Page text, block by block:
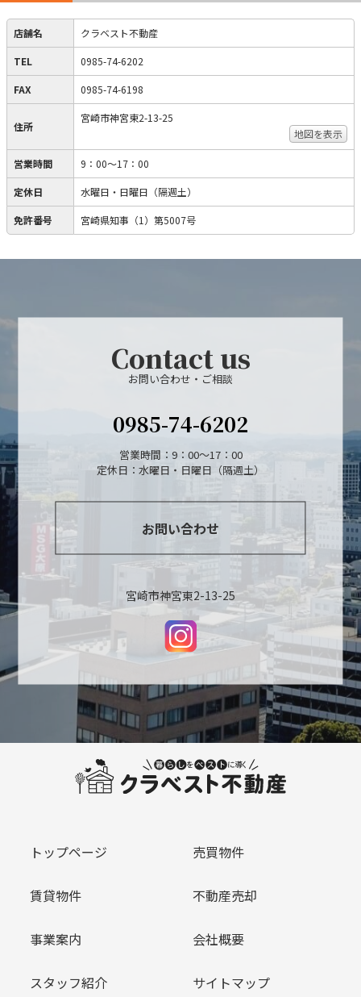
店舗名 クラベスト不動産
TEL 0985-74-6202
FAX 0985-74-6198
住所
宮崎市神宮東2-13-25
地図を表示
営業時間 9：00～17：00
定休日 水曜日・日曜日（隔週土）
免許番号 宮崎県知事（1）第5007号
Contact us
お問い合わせ・ご相談
0985-74-6202
営業時間：9：00～17：00
定休日：水曜日・日曜日（隔週土）
お問い合わせ
宮崎市神宮東2-13-25
トップページ 売買物件
賃貸物件 不動産売却
事業案内 会社概要
スタッフ紹介 サイトマップ